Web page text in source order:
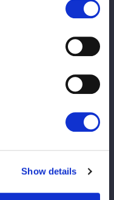
Show details
kenjoR.html
kenjoR.html